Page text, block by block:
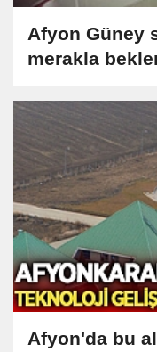
Afyon Güney
merakla
Afyon'da bu